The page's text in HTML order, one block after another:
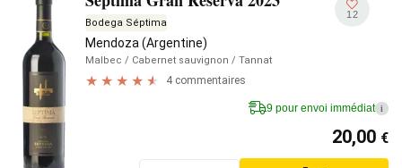
Bodega Séptima
Mendoza (Argentine)
Malbec / Cabernet sauvignon / Tannat
4 commentaires
12
9 pour envoi immédiat i
20,00 €